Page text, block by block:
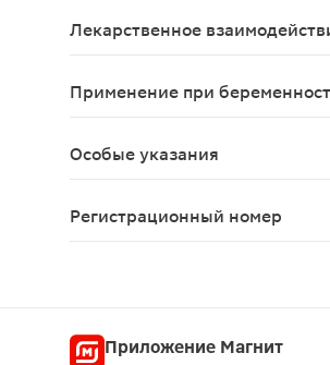
Лекарственное
Применение при
Особые указания
Регистрационный номер
Приложение Магнит